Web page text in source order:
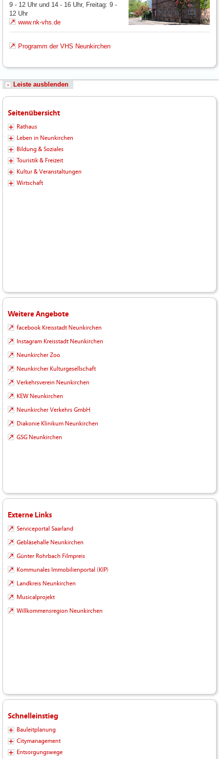
9 - 12 Uhr und 14 - 16 Uhr, Freitag: 9 -
12 Uhr
www.nk-vhs.de
Programm der VHS Neunkirchen
Leiste ausblenden
Seitenübersicht
Rathaus
Leben in Neunkirchen
Bildung & Soziales
Touristik & Freizeit
Kultur & Veranstaltungen
Wirtschaft
Weitere Angebote
facebook Kreisstadt Neunkirchen
Instagram Kreisstadt Neunkirchen
Neunkircher Zoo
Neunkircher Kulturgesellschaft
Verkehrsverein Neunkirchen
KEW Neunkirchen
Neunkircher Verkehrs GmbH
Diakonie Klinikum Neunkirchen
GSG Neunkirchen
Externe Links
Serviceportal Saarland
Gebläsehalle Neunkirchen
Günter Rohrbach Filmpreis
Kommunales Immobilienportal (KIP)
Landkreis Neunkirchen
Musicalprojekt
Willkommensregion Neunkirchen
Schnelleinstieg
Bauleitplanung
Citymanagement
Entsorgungswege